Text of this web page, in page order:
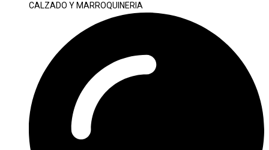
CALZADO Y MARROQUINERIA